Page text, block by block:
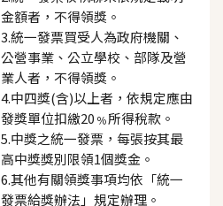
金額者，不得領獎。
3.統一發票買受人為政府機關、
公營事業、公立學校、部隊及營
業人者，不得領獎。
4.中四獎(含)以上者，依規定應由
發獎單位扣繳20﹪所得稅款。
5.中獎之統一發票，每張按其最
高中獎獎別限領1個獎金。
6.其他有關領獎事項均依「統一
發票給獎辦法」規定辦理。